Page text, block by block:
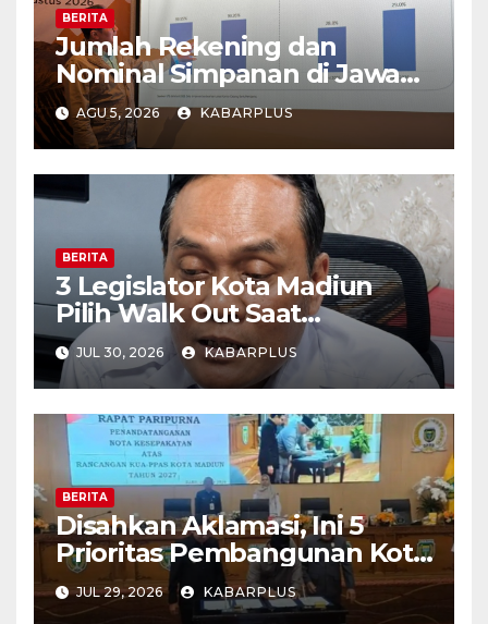
BERITA
Jumlah Rekening dan
Nominal Simpanan di Jawa
Timur Meningkat 1,17% Year
on Year.
AGU 5, 2026 KABARPLUS
BERITA
3 Legislator Kota Madiun
Pilih Walk Out Saat
Paripurna
JUL 30, 2026 KABARPLUS
BERITA
Disahkan Aklamasi, Ini 5
Prioritas Pembangunan Kota
Madiun dalam KUA-PPAS
APBD 2027
JUL 29, 2026 KABARPLUS